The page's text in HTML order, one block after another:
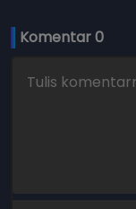
Komentar 0